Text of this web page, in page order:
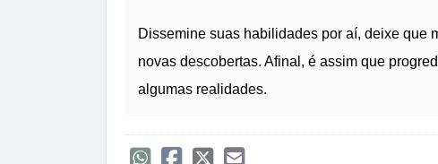
Dissemine suas habilidades por aí, deixe que
novas descobertas. Afinal, é assim que
algumas realidades.